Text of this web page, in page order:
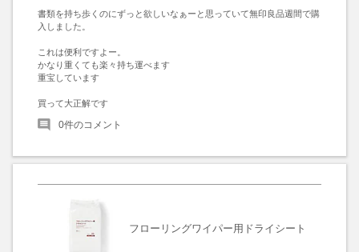
書類を持ち歩くのにずっと欲しいなぁーと思っていて無印良品週間で購
入しました。
これは便利ですよー。
かなり重くても楽々持ち運べます
重宝しています
買って大正解です
0件のコメント
フローリングワイパー用ドライシート